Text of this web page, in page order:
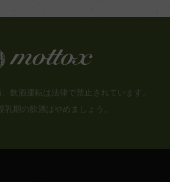
飲酒運転は法律で禁止されています。
乳期の飲酒はやめましょう。